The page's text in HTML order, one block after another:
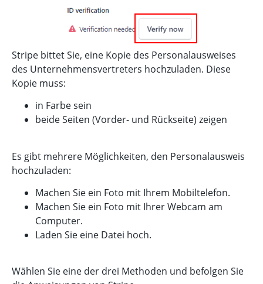
Stripe bittet Sie, eine Kopie des Personalausweises
des Unternehmensvertreters hochzuladen. Diese
Kopie muss:
in Farbe sein
beide Seiten (Vorder- und Rückseite) zeigen
Es gibt mehrere Möglichkeiten, den Personalausweis
hochzuladen:
Machen Sie ein Foto mit Ihrem Mobiltelefon.
Machen Sie ein Foto mit Ihrer Webcam am
Computer.
Laden Sie eine Datei hoch.
Wählen Sie eine der drei Methoden und befolgen Sie